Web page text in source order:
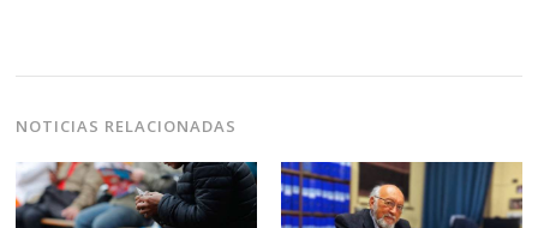
NOTICIAS RELACIONADAS